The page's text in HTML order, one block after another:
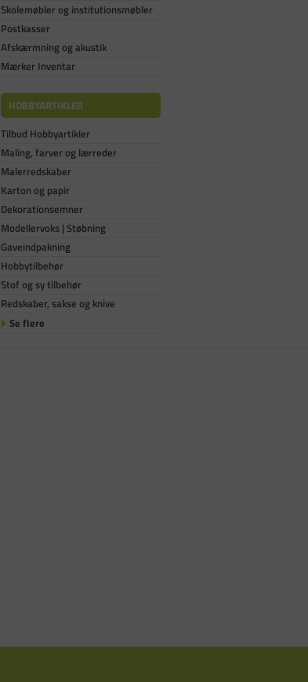
Skolemøbler og institutionsmøbler
Postkasser
Afskærmning og akustik
Mærker Inventar
HOBBYARTIKLER
Tilbud Hobbyartikler
Maling, farver og lærreder
Malerredskaber
Karton og papir
Dekorationsemner
Modellervoks | Støbning
Gaveindpakning
Hobbytilbehør
Stof og sy tilbehør
Redskaber, sakse og knive
Se flere